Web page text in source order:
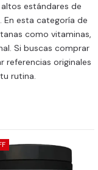
estándares de
En esta categoría de
como vitaminas,
Si buscas comprar
referencias originales
rutina.